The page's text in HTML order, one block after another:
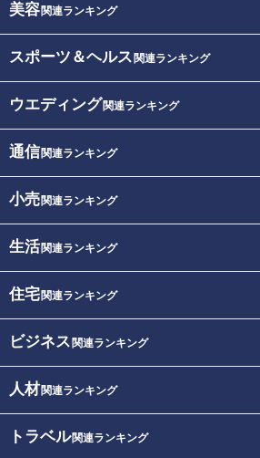
美容関連ランキング
スポーツ＆ヘルス 関連ランキング
ウエディング関連ランキング
通信関連ランキング
小売関連ランキング
生活関連ランキング
住宅関連ランキング
ビジネス 関連ランキング
人材関連ランキング
トラベル関連ランキング